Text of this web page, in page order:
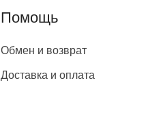
Помощь
Обмен и возврат
Доставка и оплата